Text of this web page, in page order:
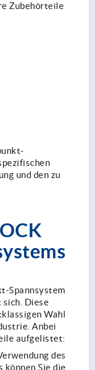
Zubehörteile
und den zu
Spannsystem
Diese
Wahl
Anbei
aufgelistet:
des
können Sie die